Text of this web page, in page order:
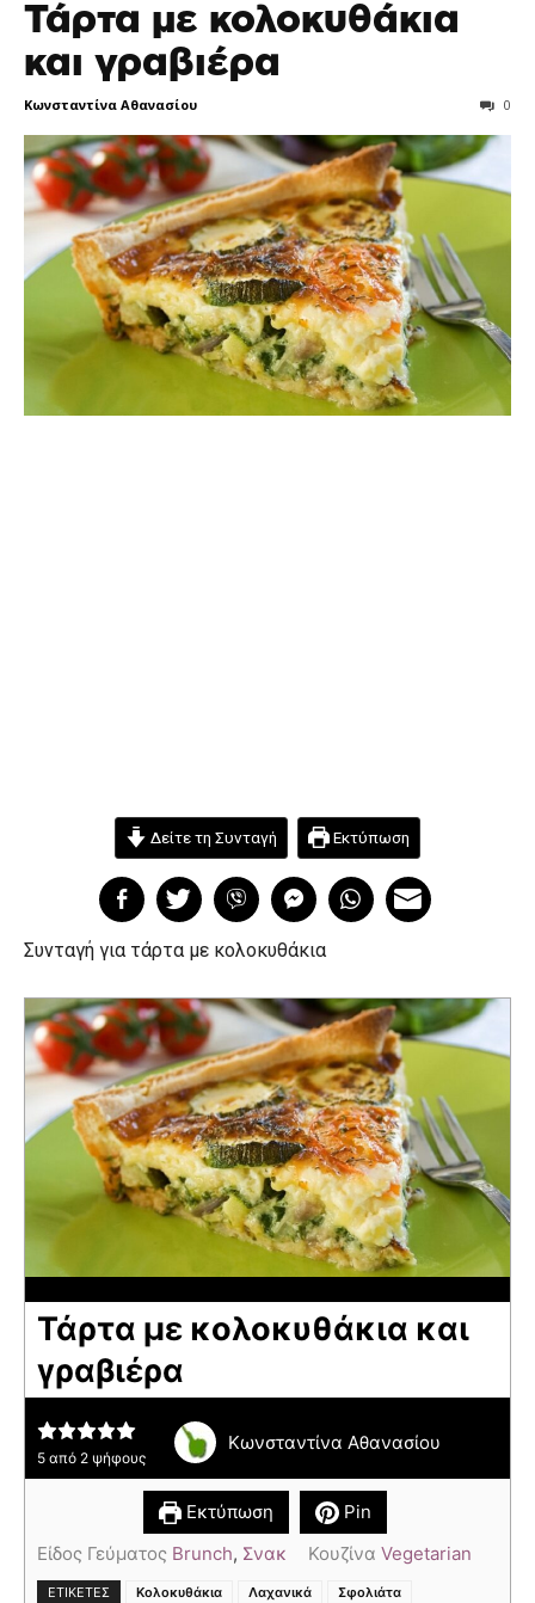
Τάρτα με κολοκυθάκια
και γραβιέρα
Κωνσταντίνα Αθανασίου 0
Δείτε τη Συνταγή Εκτύπωση
Συνταγή για τάρτα με κολοκυθάκια
Τάρτα με κολοκυθάκια και
γραβιέρα
5 από 2 ψήφους
Κωνσταντίνα Αθανασίου
Εκτύπωση
Pin
Είδος Γεύματος Brunch, Σνακ Κουζίνα Vegetarian
ΕΤΙΚΈΤΕΣ Κολοκυθάκια Λαχανικά Σφολιάτα